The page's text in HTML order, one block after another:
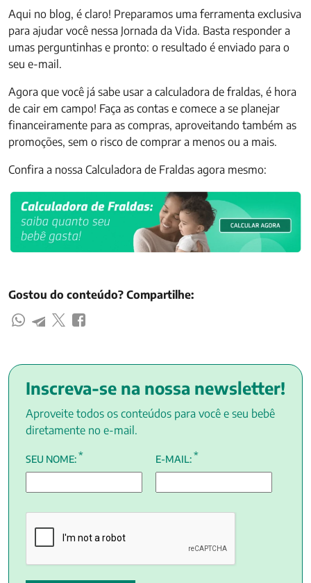
Aqui no blog, é claro! Preparamos uma ferramenta exclusiva
para ajudar você nessa Jornada da Vida. Basta responder a
umas perguntinhas e pronto: o resultado é enviado para o
seu e-mail.
Agora que você já sabe usar a calculadora de fraldas, é hora
de cair em campo! Faça as contas e comece a se planejar
financeiramente para as compras, aproveitando também as
promoções, sem o risco de comprar a menos ou a mais.
Confira a nossa Calculadora de Fraldas agora mesmo:
Gostou do conteúdo? Compartilhe:
Inscreva-se na nossa newsletter!
Aproveite todos os conteúdos para você e seu bebê
diretamente no e-mail.
SEU NOME:* E-MAIL:*